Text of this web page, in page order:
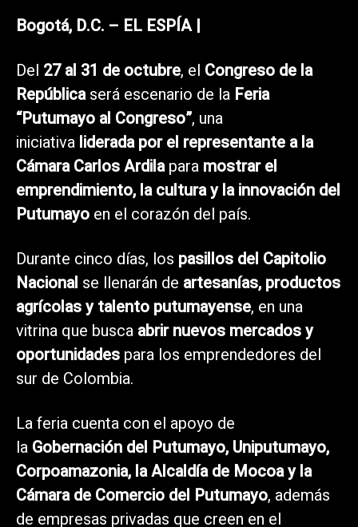
Bogotá, D.C. – EL ESPÍA |
Del 27 al 31 de octubre, el Congreso de la
Repúblicaserá escenario de la Feria
“Putumayo al Congreso”, una
iniciativa liderada por el representante a la
Cámara Carlos Ardilapara mostrar el
emprendimiento, la cultura y la innovación del
Putumayo en el corazón del país.
Durante cinco días, los pasillos del Capitolio
Nacional se llenarán de artesanías, productos
agrícolas y talento putumayense, en una
vitrina que busca abrir nuevos mercados y
oportunidades para los emprendedores del
sur de Colombia.
La feria cuenta con el apoyo de
la Gobernación del Putumayo, Uniputumayo,
Corpoamazonia, la Alcaldía de Mocoa y la
Cámara de Comercio del Putumayo, además
de empresas privadas que creen en el